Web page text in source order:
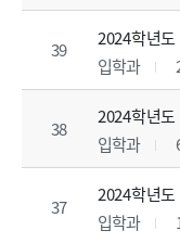
39
2024학년
입학과
38
2024학년
입학과
37
2024학년
입학과